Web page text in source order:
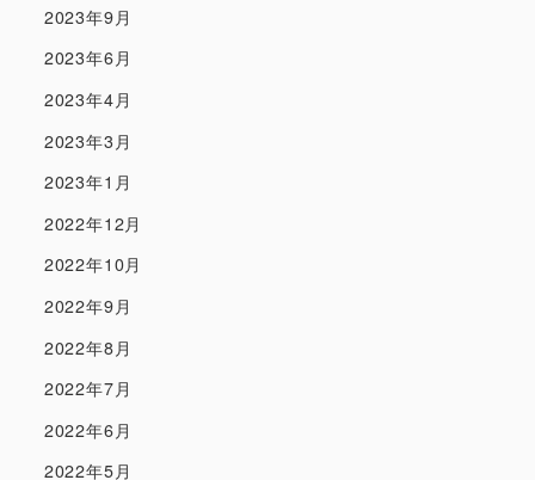
2023年9月
2023年6月
2023年4月
2023年3月
2023年1月
2022年12月
2022年10月
2022年9月
2022年8月
2022年7月
2022年6月
2022年5月